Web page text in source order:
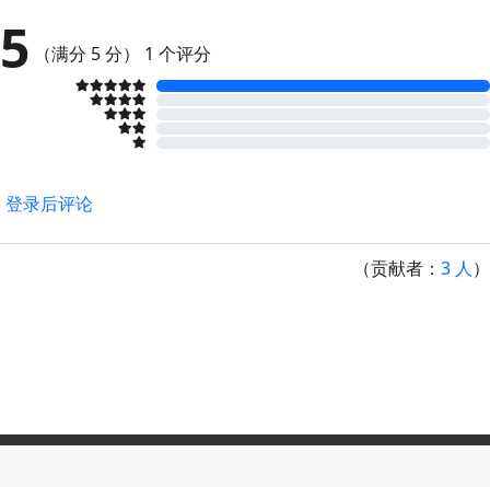
5 （满分 5 分） 1 个评分
登录后评论
（贡献者： 3 人）